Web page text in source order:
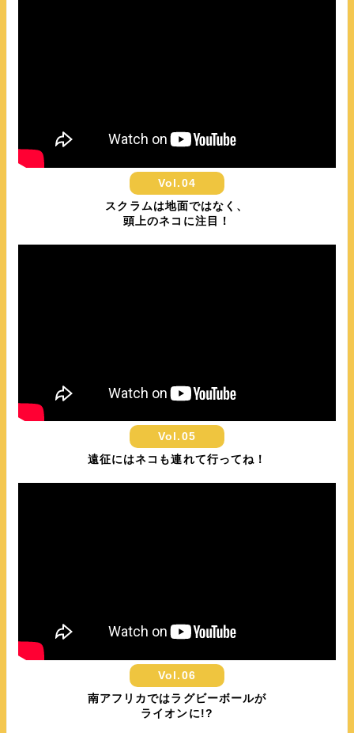
Vol.04
スクラムは地面ではなく、
頭上のネコに注目！
Vol.05
遠征にはネコも連れて行ってね！
Vol.06
南アフリカではラグビーボールが
ライオンに!?